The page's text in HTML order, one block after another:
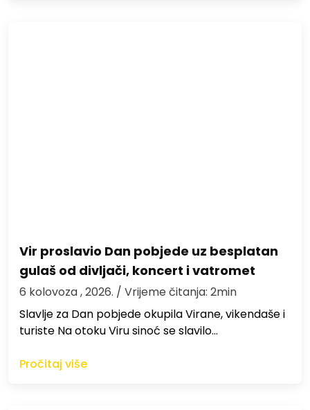
Vir proslavio Dan pobjede uz besplatan
gulaš od divljači, koncert i vatromet
6 kolovoza , 2026. / Vrijeme čitanja: 2min
Slavlje za Dan pobjede okupila Virane, vikendaše i
turiste Na otoku Viru sinoć se slavilo…
Pročitaj više